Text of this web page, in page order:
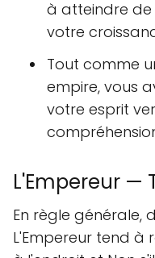
à atteindre de
votre
Tout comme
empire, vous
votre esprit
L'Empereur —
En règle générale,
L'Empereur tend à